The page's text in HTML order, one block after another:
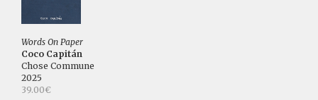
Words On Paper
Coco Capitán
Chose Commune
2025
39.00€